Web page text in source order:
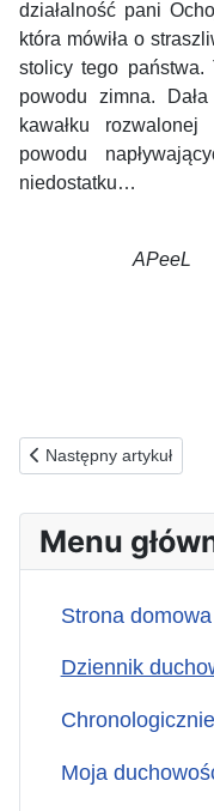
działalność pani
która mówiła o
stolicy tego
powodu zimna.
kawałku
powodu
niedostatku…
APeeL
Poprzednia strona:
Następny artykuł
Menu
Strona domowa
Dziennik
Chronologicznie
Moja